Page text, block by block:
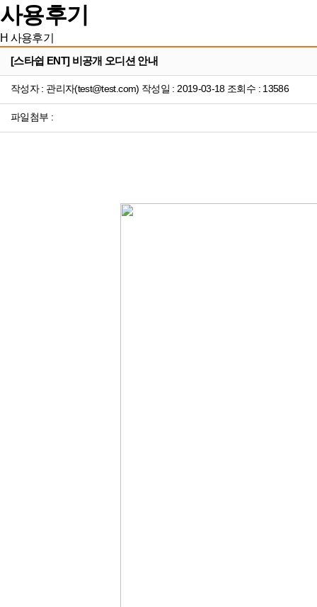
사용후기
H 사용후기
[스타쉽 ENT] 비공개 오디션 안내
작성자 : 관리자(test@test.com) 작성일 : 2019-03-18 조회수 : 13586
파일첨부 :